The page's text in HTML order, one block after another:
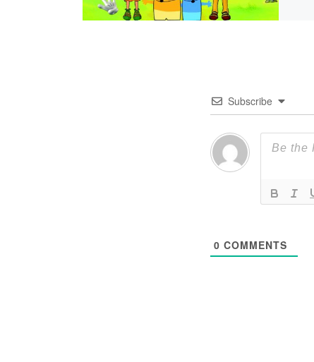
Subscribe
0 COMMENTS